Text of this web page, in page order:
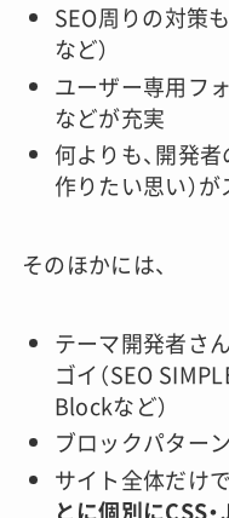
SEO周りの対策
など）
ユーザー専用フ
などが充実
何よりも、開発
作りたい思い）
そのほかには、
テーマ開発者さ
ゴイ（SEO
Blockなど）
ブロックパター
サイト全体だけ
とに個別にCSS